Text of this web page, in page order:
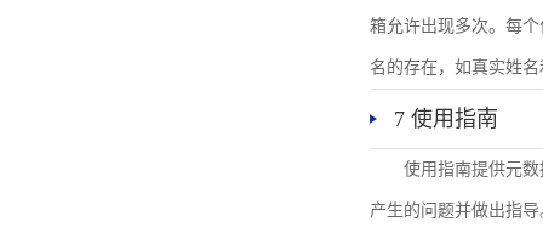
箱允许出现多次。每
名的存在，如真实姓
7 使用指南
使用指南提供元
产生的问题并做出指